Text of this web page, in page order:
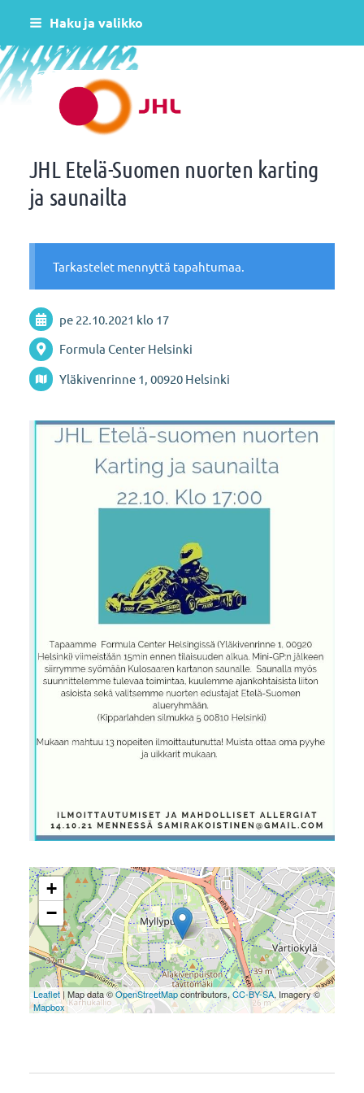
Siirry
sisältöön
Haku ja valikko
Helsingin varhaiskasvatus JHL ry 081
JHL Etelä-Suomen nuorten karting
ja saunailta
Tarkastelet mennyttä tapahtumaa.
pe 22.10.2021 klo 17
Formula Center Helsinki
Yläkivenrinne 1, 00920 Helsinki
+
−
Leaflet| Map data ©OpenStreetMapcontributors,CC-BY-SA, Imagery ©
Mapbox